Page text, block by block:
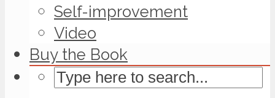
Self-improvement
Video
Buy the Book